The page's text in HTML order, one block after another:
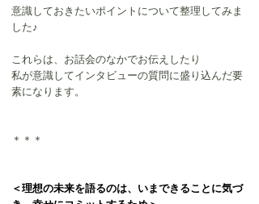
意識しておきたいポイントについて整理してみま
した♪
これらは、お話会のなかでお伝えしたり
私が意識してインタビューの質問に盛り込んだ要
素になります。
＊＊＊
＜理想の未来を語るのは、いまできることに気づ